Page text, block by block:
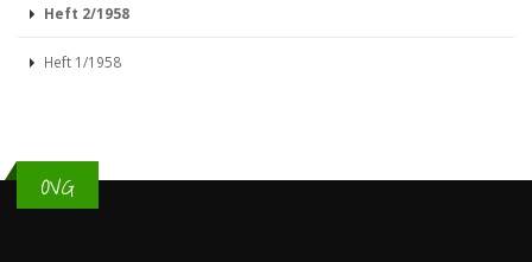
Heft 2/1958
Heft 1/1958
OVG